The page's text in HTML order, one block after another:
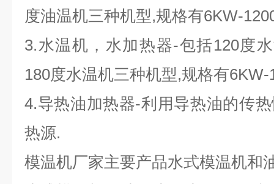
度油温机三种机型,规格有6KW-
3.水温机，水加热器-包括120度
180度水温机三种机型,规格有
4.导热油加热器-利用导热油的传
热源.
模温机厂家主要产品水式模温机和